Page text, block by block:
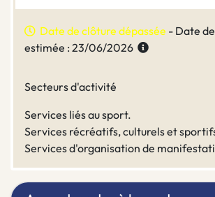
Date de clôture dépassée - Date
estimée : 23/06/2026
Secteurs d'activité
Services liés au sport.
Services récréatifs, culturels et
Services d'organisation de